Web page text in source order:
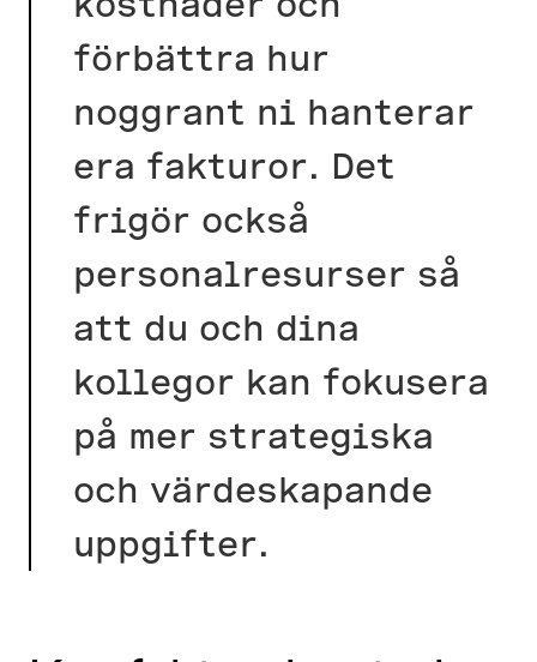
förbättra hur
noggrant ni hanterar
era fakturor. Det
frigör också
personalresurser så
att du och dina
kollegor kan fokusera
på mer strategiska
och värdeskapande
uppgifter.